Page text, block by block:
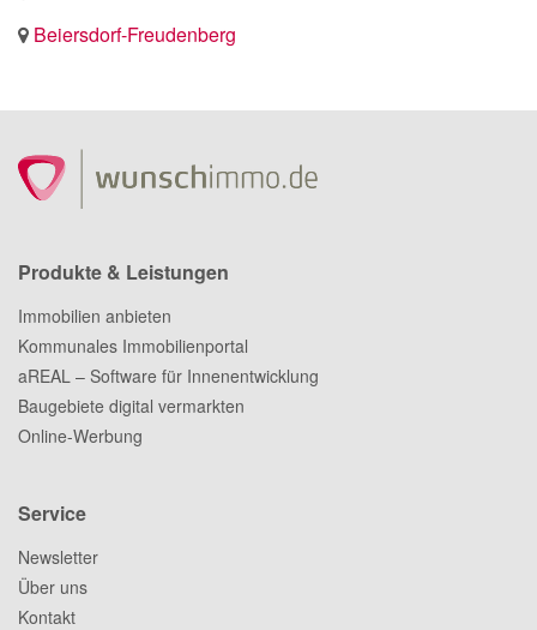
Beiersdorf-Freudenberg
Produkte & Leistungen
Immobilien anbieten
Kommunales Immobilienportal
aREAL – Software für Innenentwicklung
Baugebiete digital vermarkten
Online-Werbung
Service
Newsletter
Über uns
Kontakt